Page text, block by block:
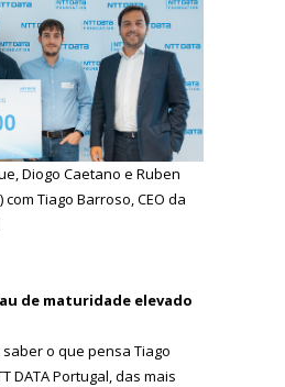
Diogo Caetano e Ruben
Tiago Barroso, CEO da
de maturidade elevado
o que pensa Tiago
DATA Portugal, das mais